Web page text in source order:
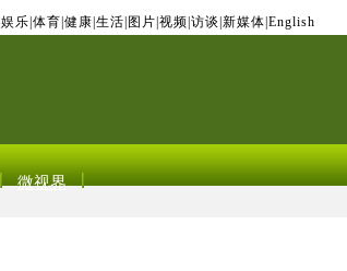
娱乐 体育 健康 生活 图片 视频 访谈 新媒体 English
微视界